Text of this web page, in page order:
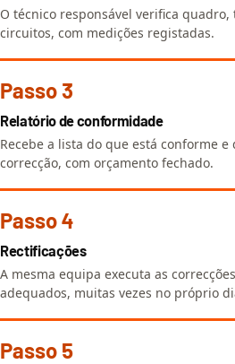
O técnico responsável verifica
circuitos, com medições registadas.
Passo 3
Relatório de conformidade
Recebe a lista do que está conforme
correcção, com orçamento fechado.
Passo 4
Rectificações
A mesma equipa executa as
adequados, muitas vezes no próprio
Passo 5